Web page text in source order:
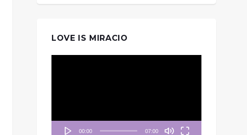
1:1-17
的陶造」41 兄弟情仇
LOVE IS MIRACIO
00:00 07:00